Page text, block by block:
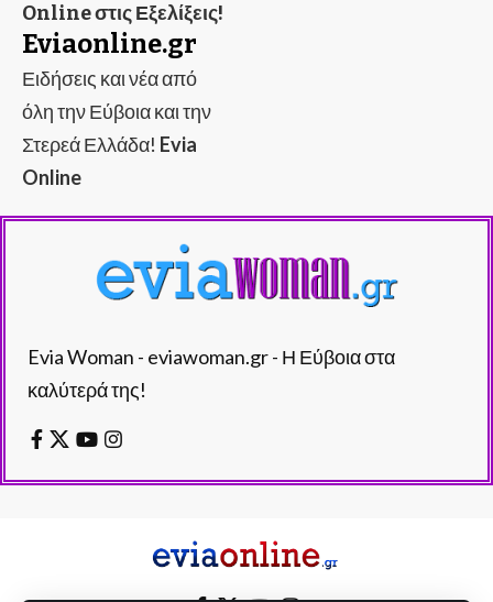
Online στις Εξελίξεις!
Eviaonline.gr
Ειδήσεις και νέα από
όλη την Εύβοια και την
Στερεά Ελλάδα! Evia
Online
Evia Woman - eviawoman.gr - Η Εύβοια στα
καλύτερά της!